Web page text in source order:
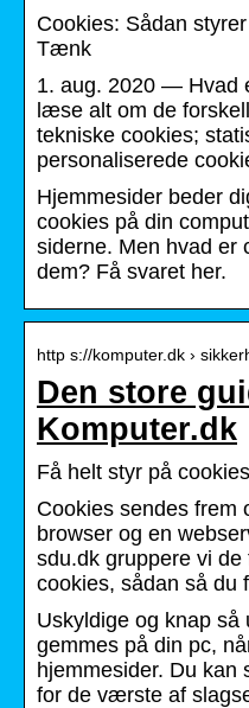
Cookies: Sådan
Tænk
1. aug. 2020 — Hvad
læse alt om de
tekniske cookies;
personaliserede
Hjemmesider beder
cookies på din
siderne. Men hvad er
dem? Få svaret her.
http s://komputer.dk ›
Den store
Komputer.dk
Få helt styr på
Cookies sendes frem
browser og en
sdu.dk gruppere vi
cookies, sådan så du
Uskyldige og knap så
gemmes på din pc,
hjemmesider. Du kan
for de værste af